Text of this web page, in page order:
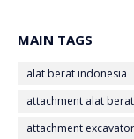
MAIN TAGS
alat berat indonesia
attachment alat berat
attachment